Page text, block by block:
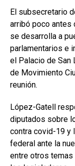
El subsecretario
arribó poco antes
se desarrolla a
parlamentarios e
el Palacio de San
de Movimiento
reunión.
López-Gatell
diputados sobre
contra covid-19 y
federal ante la
entre otros